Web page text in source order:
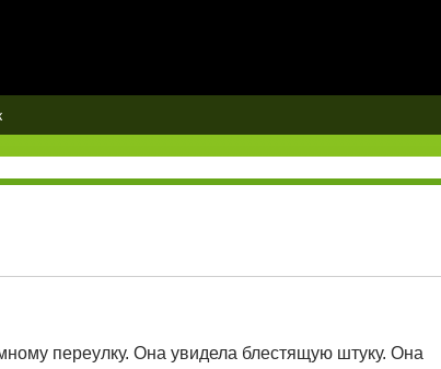
переулку. Она увидела блестящую штуку. Она